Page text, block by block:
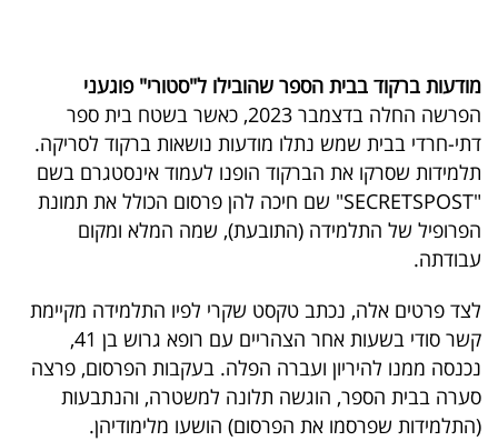
הכלכלי
פודקאסט
40
UNDER
40
שיתופי
פעולה
מודעות ברקוד בבית הספר שהובילו ל"סטורי" פוגעני
הפרשה החלה בדצמבר 2023, כאשר בשטח בית ספר
דתי-חרדי בבית שמש נתלו מודעות נושאות ברקוד לסריקה.
תלמידות שסרקו את הברקוד הופנו לעמוד אינסטגרם בשם
"SECRETSPOST" שם חיכה להן פרסום הכולל את תמונת
הפרופיל של התלמידה (התובעת), שמה המלא ומקום
עבודתה.
לצד פרטים אלה, נכתב טקסט שקרי לפיו התלמידה מקיימת
קשר סודי בשעות אחר הצהריים עם רופא גרוש בן 41,
נכנסה ממנו להיריון ועברה הפלה. בעקבות הפרסום, פרצה
סערה בבית הספר, הוגשה תלונה למשטרה, והנתבעות
(התלמידות שפרסמו את הפרסום) הושעו מלימודיהן.